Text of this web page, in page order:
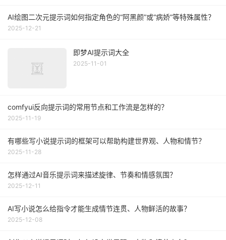
AI绘图二次元提示词如何指定角色的“阿黑颜”或“病娇”等特殊属性？
2025-12-21
即梦AI提示词大全
2025-11-01
comfyui反向提示词的常用节点和工作流是怎样的？
2025-11-19
有哪些写小说提示词的框架可以帮助构建世界观、人物和情节？
2025-11-28
怎样通过AI音乐提示词来描述旋律、节奏和情感氛围？
2025-12-11
AI写小说怎么给指令才能生成情节连贯、人物鲜活的故事？
2025-12-08